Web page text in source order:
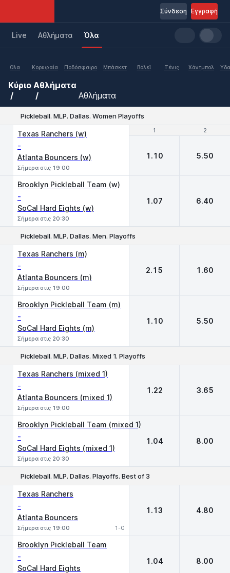
Εγγραφή
Σύνδεση
Live Aθλήματα Όλα
Όλα Κορυφαία Ποδόσφαιρο Μπάσκετ Βόλεϊ Τένις Χάντμπολ
Κύριο Αθλήματα
Αθλήματα
Pickleball. MLP. Dallas. Women Playoffs
1 2
Texas Ranchers (w)
-
Atlanta Bouncers (w)
Σήμερα στις 19:00
1 2
1.10 5.50
Brooklyn Pickleball Team (w)
-
SoCal Hard Eights (w)
Σήμερα στις 20:30
1.07 6.40
Pickleball. MLP. Dallas. Men. Playoffs
Texas Ranchers (m)
-
Atlanta Bouncers (m)
Σήμερα στις 19:00
2.15 1.60
Brooklyn Pickleball Team (m)
-
SoCal Hard Eights (m)
Σήμερα στις 20:30
1.10 5.50
Pickleball. MLP. Dallas. Mixed 1. Playoffs
Texas Ranchers (mixed 1)
-
Atlanta Bouncers (mixed 1)
Σήμερα στις 19:00
1.22 3.65
Brooklyn Pickleball Team (mixed 1)
-
SoCal Hard Eights (mixed 1)
Σήμερα στις 20:30
1.04 8.00
Pickleball. MLP. Dallas. Playoffs. Best of 3
Texas Ranchers
-
Atlanta Bouncers
Σήμερα στις 19:00 1-0
1.13 4.80
Brooklyn Pickleball Team
-
SoCal Hard Eights
1.04 8.00